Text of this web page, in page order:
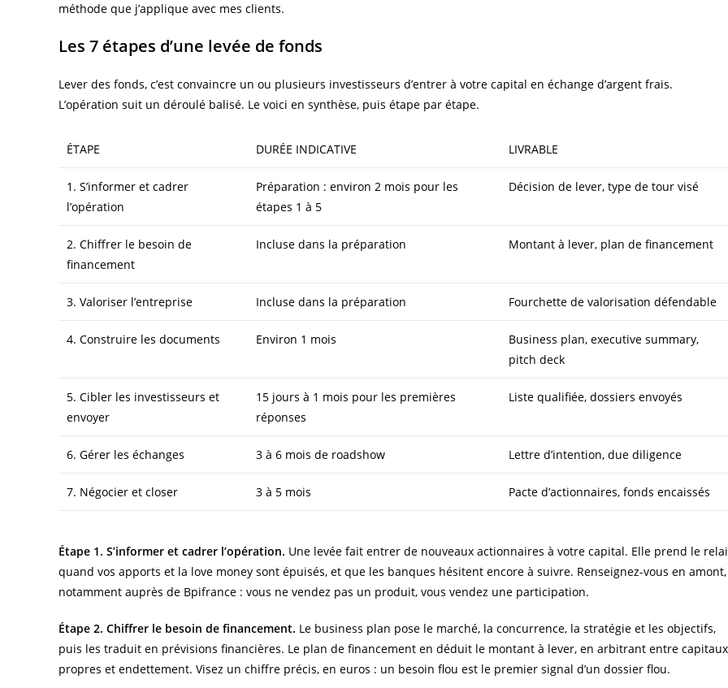
méthode que j’applique avec mes clients.
Les 7 étapes d’une levée de fonds
Lever des fonds, c’est convaincre un ou plusieurs investisseurs d’entrer à votre capital en échange d’argent frais.
L’opération suit un déroulé balisé. Le voici en synthèse, puis étape par étape.
ÉTAPE DURÉE INDICATIVE LIVRABLE
1. S’informer et cadrer
l’opération
Préparation : environ 2 mois pour les
étapes 1 à 5
Décision de lever, type de tour visé
2. Chiffrer le besoin de
financement
Incluse dans la préparation Montant à lever, plan de financement
3. Valoriser l’entreprise Incluse dans la préparation Fourchette de valorisation défendable
4. Construire les documents Environ 1 mois
Business plan, executive summary,
pitch deck
5. Cibler les investisseurs et
envoyer
15 jours à 1 mois pour les premières
réponses
Liste qualifiée, dossiers envoyés
6. Gérer les échanges 3 à 6 mois de roadshow Lettre d’intention, due diligence
7. Négocier et closer 3 à 5 mois Pacte d’actionnaires, fonds encaissés
Étape 1. S’informer et cadrer l’opération. Une levée fait entrer de nouveaux actionnaires à votre capital. Elle prend le
quand vos apports et la love money sont épuisés, et que les banques hésitent encore à suivre. Renseignez-vous en amont,
notamment auprès de Bpifrance : vous ne vendez pas un produit, vous vendez une participation.
Étape 2. Chiffrer le besoin de financement. Le business plan pose le marché, la concurrence, la stratégie et les objectifs,
puis les traduit en prévisions financières. Le plan de financement en déduit le montant à lever, en arbitrant entre capitaux
propres et endettement. Visez un chiffre précis, en euros : un besoin flou est le premier signal d’un dossier flou.